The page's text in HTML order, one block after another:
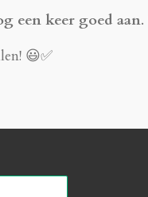
een keer goed aan
😃✅